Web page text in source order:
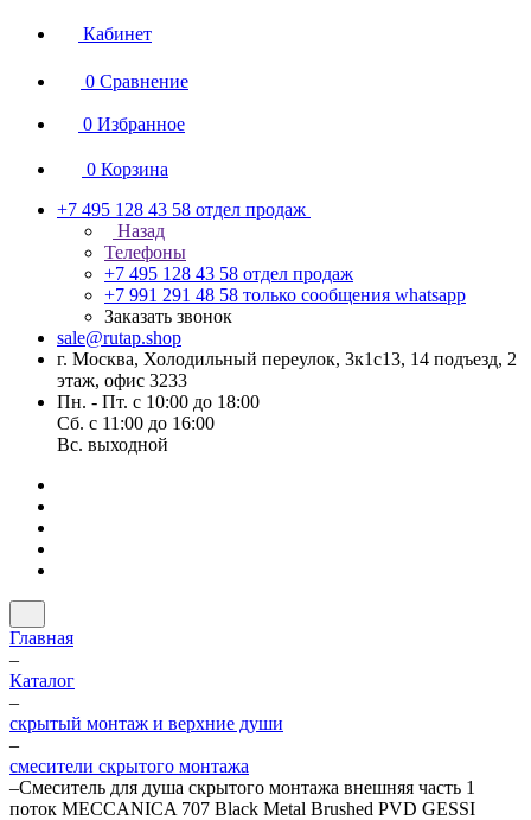
Кабинет
0 Сравнение
0 Избранное
0 Корзина
+7 495 128 43 58 отдел продаж
Назад
Телефоны
+7 495 128 43 58 отдел продаж
+7 991 291 48 58 только сообщения whatsapp
Заказать звонок
sale@rutap.shop
г. Москва, Холодильный переулок, 3к1с13, 14 подъезд, 2
этаж, офис 3233
Пн. - Пт. с 10:00 до 18:00
Сб. с 11:00 до 16:00
Вс. выходной
Главная
–
Каталог
–
скрытый монтаж и верхние души
–
смесители скрытого монтажа
–Смеситель для душа скрытого монтажа внешняя часть 1
поток MECCANICA 707 Black Metal Brushed PVD GESSI